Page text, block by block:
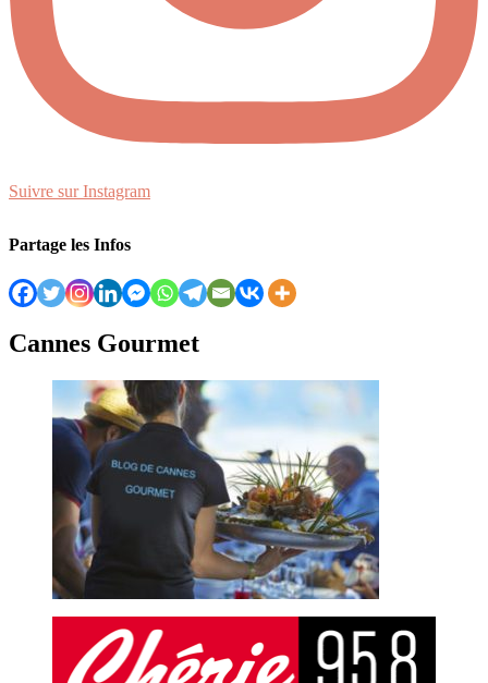
Suivre sur Instagram
Partage les Infos
Cannes Gourmet